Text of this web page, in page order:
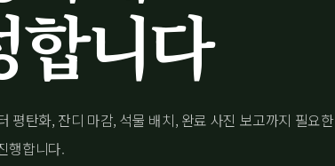
합니다
평탄화, 잔디 마감, 석물 배치, 완료 사진 보고까지 필요한
행합니다.